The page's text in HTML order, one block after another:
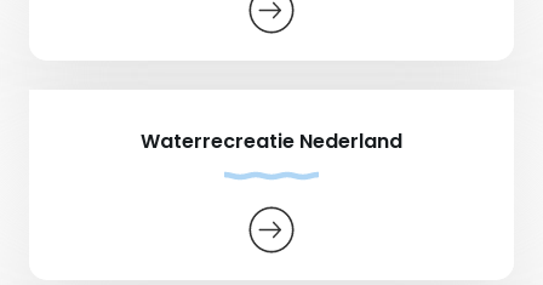
Waterrecreatie Nederland